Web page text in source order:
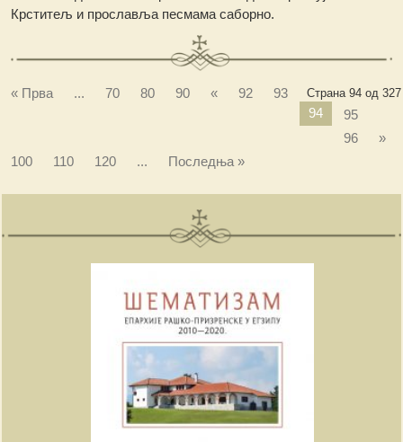
Крститељ и прославља песмама саборно.
Страна 94 од 327
« Прва ... 70 80 90 « 92
93
94
95
96
»
100
110 120 ... Последња »